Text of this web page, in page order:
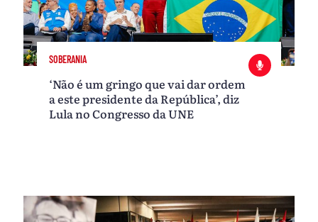
SOBERANIA
‘Não é um gringo que vai dar ordem
a este presidente da República’, diz
Lula no Congresso da UNE